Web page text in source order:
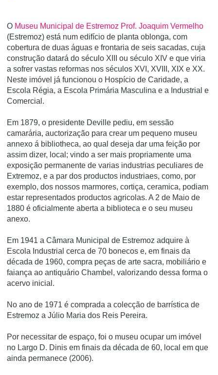
O Museu Municipal de Estremoz Prof. Joaquim Vermelho
(Estremoz) está num edifí­cio de planta oblonga, com
cobertura de duas águas e frontaria de seis sacadas, cuja
construção datará do século XIII ou século XIV e que viria
a sofrer vastas reformas nos séculos XVI, XVIII, XIX e XX.
Neste imóvel já funcionou o Hospí­cio de Caridade, a
Escola Régia, a Escola Primária Masculina e a Industrial e
Comercial.
Em 1879, o presidente Deville pediu, em sessão
camarária, auctorização para crear um pequeno museu
annexo á bibliotheca, ao qual deseja dar uma feição por
assim dizer, local; vindo a ser mais propriamente uma
exposição permanente de varias industrias peculiares de
Extremoz, e a par dos productos industriaes, como, por
exemplo, dos nossos marmores, cortiça, ceramica, podiam
estar representados productos agricolas. A 2 de Maio de
1880 é oficialmente aberta a biblioteca e o seu museu
anexo.
Em 1941 a Câmara Municipal de Estremoz adquire à
Escola Industrial cerca de 70 bonecos e, em finais da
década de 1960, compra peças de arte sacra, mobiliário e
faiança ao antiquário Chambel, valorizando dessa forma o
acervo inicial.
No ano de 1971 é comprada a colecção de barrí­stica de
Estremoz a Júlio Maria dos Reis Pereira.
Por necessitar de espaço, foi o museu ocupar um imóvel
no Largo D. Dinis em finais da década de 60, local em que
ainda permanece (2006).